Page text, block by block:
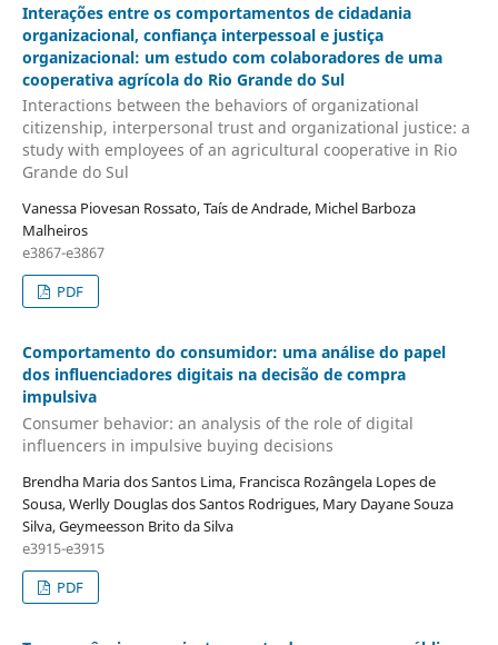
Interações entre os comportamentos de cidadania
organizacional, confiança interpessoal e justiça
organizacional: um estudo com colaboradores de uma
cooperativa agrícola do Rio Grande do Sul
Interactions between the behaviors of organizational
citizenship, interpersonal trust and organizational justice: a
study with employees of an agricultural cooperative in Rio
Grande do Sul
Vanessa Piovesan Rossato, Taís de Andrade, Michel Barboza
Malheiros
e3867-e3867
PDF
Comportamento do consumidor: uma análise do papel
dos influenciadores digitais na decisão de compra
impulsiva
Consumer behavior: an analysis of the role of digital
influencers in impulsive buying decisions
Brendha Maria dos Santos Lima, Francisca Rozângela Lopes de
Sousa, Werlly Douglas dos Santos Rodrigues, Mary Dayane Souza
Silva, Geymeesson Brito da Silva
e3915-e3915
PDF